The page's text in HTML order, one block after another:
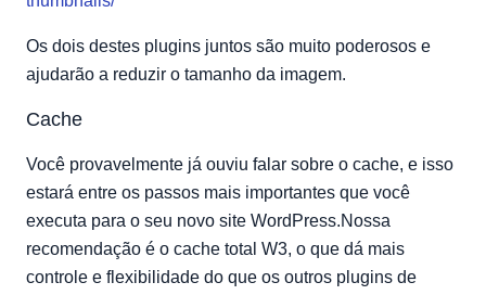
Os dois destes plugins juntos são muito poderosos e
ajudarão a reduzir o tamanho da imagem.
Cache
Você provavelmente já ouviu falar sobre o cache, e isso
estará entre os passos mais importantes que você
executa para o seu novo site WordPress.Nossa
recomendação é o cache total W3, o que dá mais
controle e flexibilidade do que os outros plugins de